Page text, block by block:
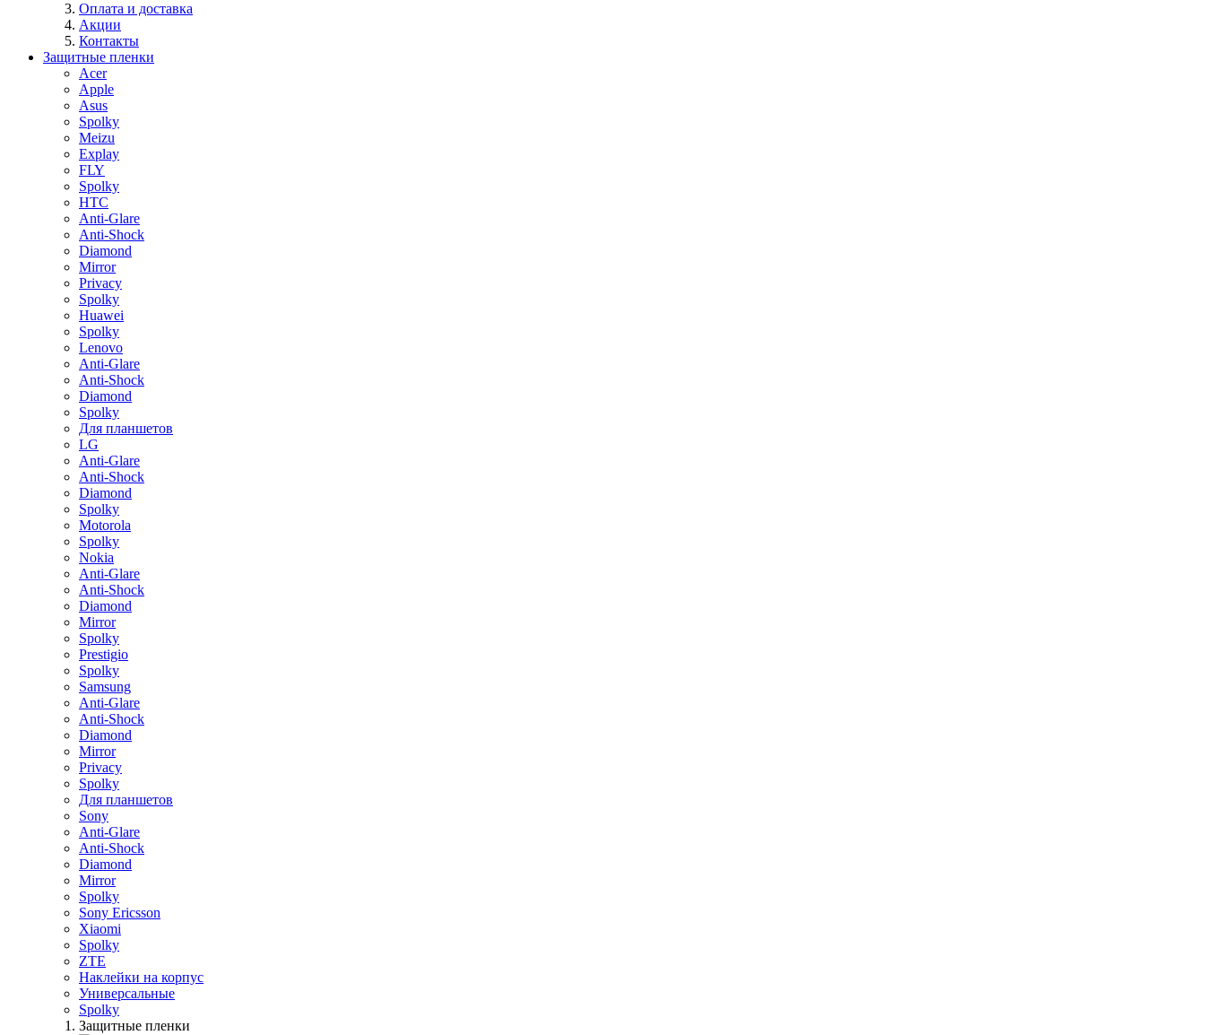
Оплата и доставка
Акции
Контакты
Защитные пленки
Acer
Apple
Asus
Spolky
Meizu
Explay
FLY
Spolky
HTC
Anti-Glare
Anti-Shock
Diamond
Mirror
Privacy
Spolky
Huawei
Spolky
Lenovo
Anti-Glare
Anti-Shock
Diamond
Spolky
Для планшетов
LG
Anti-Glare
Anti-Shock
Diamond
Spolky
Motorola
Spolky
Nokia
Anti-Glare
Anti-Shock
Diamond
Mirror
Spolky
Prestigio
Spolky
Samsung
Anti-Glare
Anti-Shock
Diamond
Mirror
Privacy
Spolky
Для планшетов
Sony
Anti-Glare
Anti-Shock
Diamond
Mirror
Spolky
Sony Ericsson
Xiaomi
Spolky
ZTE
Наклейки на корпус
Универсальные
Spolky
Защитные пленки